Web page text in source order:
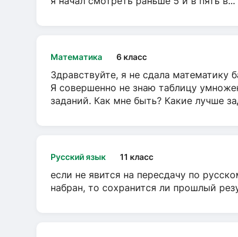
Математика 6 класс
Здравствуйте, я не сдала математику
Я совершенно не знаю таблицу
заданий. Как мне быть? Какие лучше
Русский язык 11 класс
если не явится на пересдачу по
набран, то сохранится ли прошлый